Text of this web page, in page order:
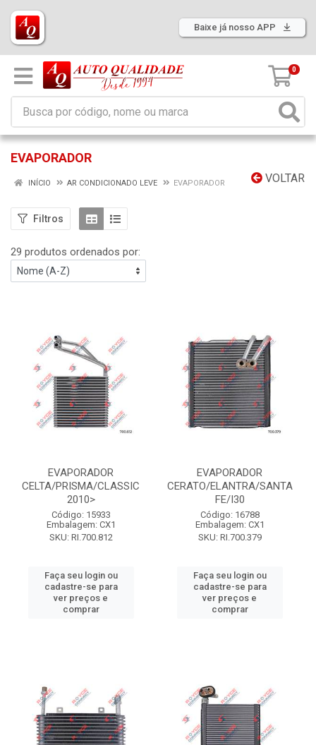
Baixe já nosso APP
0
EVAPORADOR
VOLTAR
INÍCIO AR CONDICIONADO LEVE EVAPORADOR
Filtros
29 produtos ordenados por:
EVAPORADOR
CELTA/PRISMA/CLASSIC
2010>
Código: 15933
Embalagem: CX1
SKU: RI.700.812
Faça seu login ou
cadastre-se para
ver preços e
comprar
EVAPORADOR
CERATO/ELANTRA/SANTA
FE/I30
Código: 16788
Embalagem: CX1
SKU: RI.700.379
Faça seu login ou
cadastre-se para
ver preços e
comprar